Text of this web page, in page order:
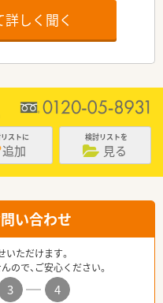
しく聞く
ストに
追加
検討リストを
見る
い合わせ
ただけます。
ので、ご安心ください。
3
4